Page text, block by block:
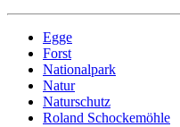
Egge
Forst
Nationalpark
Natur
Naturschutz
Roland Schockemöhle